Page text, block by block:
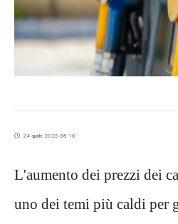
24 aprile 2025 08:10
L'aumento dei prezzi dei
uno dei temi più caldi per